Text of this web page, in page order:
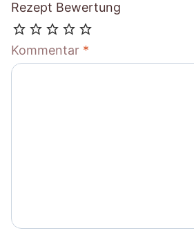
Rezept Bewertung
Kommentar *